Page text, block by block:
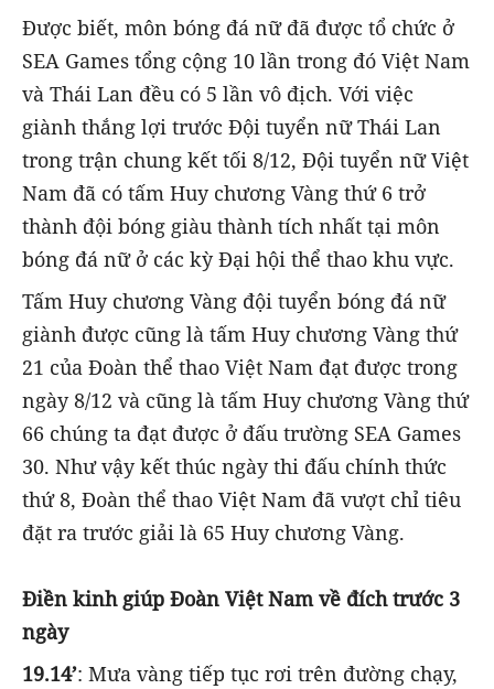
Được biết, môn bóng đá nữ đã được tổ chức ở
SEA Games tổng cộng 10 lần trong đó Việt Nam
và Thái Lan đều có 5 lần vô địch. Với việc
giành thắng lợi trước Đội tuyển nữ Thái Lan
trong trận chung kết tối 8/12, Đội tuyển nữ Việt
Nam đã có tấm Huy chương Vàng thứ 6 trở
thành đội bóng giàu thành tích nhất tại môn
bóng đá nữ ở các kỳ Đại hội thể thao khu vực.
Tấm Huy chương Vàng đội tuyển bóng đá nữ
giành được cũng là tấm Huy chương Vàng thứ
21 của Đoàn thể thao Việt Nam đạt được trong
ngày 8/12 và cũng là tấm Huy chương Vàng thứ
66 chúng ta đạt được ở đấu trường SEA Games
30. Như vậy kết thúc ngày thi đấu chính thức
thứ 8, Đoàn thể thao Việt Nam đã vượt chỉ tiêu
đặt ra trước giải là 65 Huy chương Vàng.
Điền kinh giúp Đoàn Việt Nam về đích trước 3
ngày
19.14’: Mưa vàng tiếp tục rơi trên đường chạy,